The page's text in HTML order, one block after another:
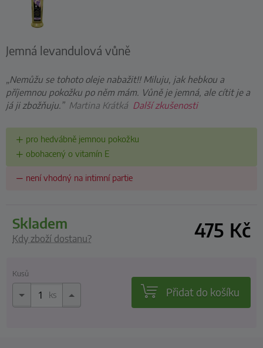
Jemná levandulová vůně
„Nemůžu se tohoto oleje nabažit!! Miluju, jak hebkou a
příjemnou pokožku po něm mám. Vůně je jemná, ale cítit je a
já ji zbožňuju.” Martina Krátká Další zkušenosti
pro hedvábně jemnou pokožku
obohacený o vitamín E
není vhodný na intimní partie
skladem
Kdy zboží dostanu? 475 Kč
Kusů
ks Přidat do košíku